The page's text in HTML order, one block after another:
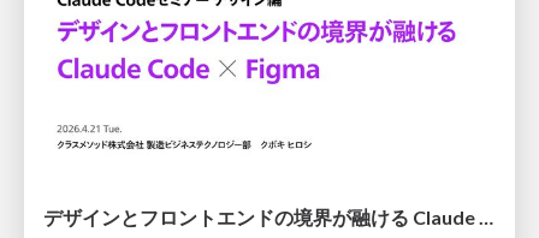
デザインとフロントエンドの境界が融ける Claude Code × Figma